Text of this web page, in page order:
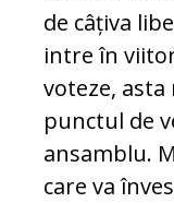
de câțiva
intre în
voteze,
punctul de
ansamblu.
care va